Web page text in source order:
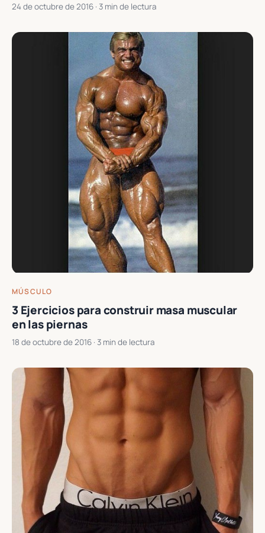
24 de octubre de 2016 · 3 min de lectura
MÚSCULO
3 Ejercicios para construir masa muscular
en las piernas
18 de octubre de 2016 · 3 min de lectura